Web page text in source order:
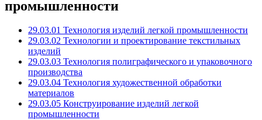
промышленности
29.03.01 Технология изделий легкой промышленности
29.03.02 Технологии и проектирование текстильных
изделий
29.03.03 Технология полиграфического и упаковочного
производства
29.03.04 Технология художественной обработки
материалов
29.03.05 Конструирование изделий легкой
промышленности